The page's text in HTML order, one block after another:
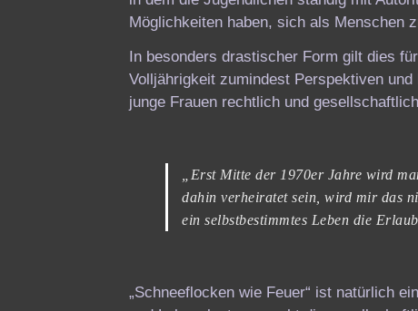
Möglichkeiten haben, sich als Menschen
In besonders drastischer Form gilt dies
Volljährigkeit zumindest Perspektiven
junge Frauen rechtlich und
„Erst Mitte der 1970er Jahre wird
dahin verheiratet sein, wird mir das
ein selbstbestimmtes Leben die
„Schneeflocken wie Feuer“ ist natürlich